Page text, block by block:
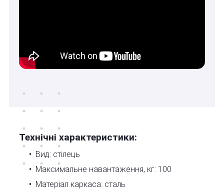
Технічні характеристики:
Вид: стілець
Максимальне навантаження, кг: 100
Матеріал каркаса: сталь